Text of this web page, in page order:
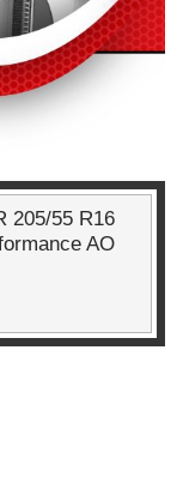
205/55 R16
AO